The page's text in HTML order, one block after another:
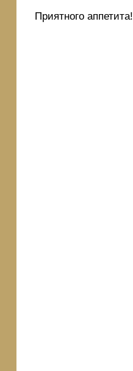
Приятного аппетита!